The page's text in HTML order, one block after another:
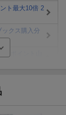
ト最大10倍 2
ックス購入分